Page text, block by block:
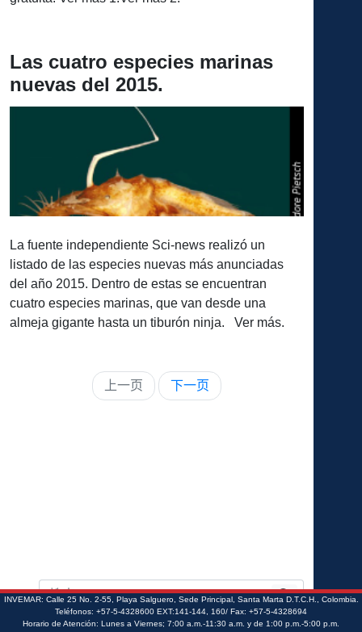
Las cuatro especies marinas
nuevas del 2015.
La fuente independiente Sci-news realizó un
listado de las especies nuevas más anunciadas
del año 2015. Dentro de estas se encuentran
cuatro especies marinas, que van desde una
almeja gigante hasta un tiburón ninja. Ver más.
上一页 下一页
INVEMAR: Calle 25 No. 2-55, Playa Salguero, Sede Principal, Santa Marta D.T.C.H., Colombia.
Teléfonos: +57-5-4328600 EXT:141-144, 160/ Fax: +57-5-4328694
Horario de Atención: Lunes a Viernes; 7:00 a.m.-11:30 a.m. y de 1:00 p.m.-5:00 p.m.